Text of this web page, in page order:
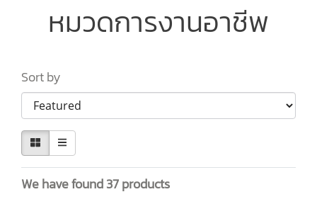
หมวดการงานอาชีพ
Sort by
We have found 37 products